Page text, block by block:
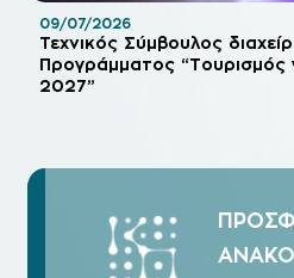
Τεχνικός Σύμβουλος
Προγράμματος “Τουρισμός
2027”
09/07/2026